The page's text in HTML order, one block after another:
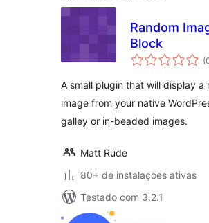
Random
Block
A small plugin that will display a
image from your native
galley or in-beaded images.
Matt Rude
80+ de instalações ativas
Testado com 3.2.1